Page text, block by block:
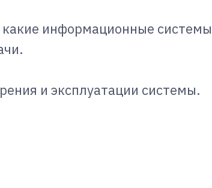
информационные системы
и эксплуатации системы.